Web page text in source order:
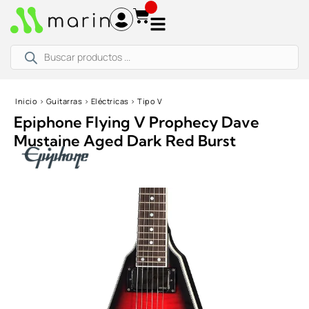
productos
Inicio › Guitarras › Eléctricas › Tipo V
Epiphone Flying V Prophecy Dave
Mustaine Aged Dark Red Burst